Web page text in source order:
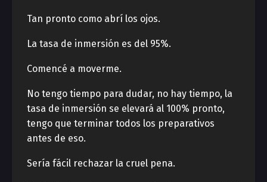
Tan pronto como abrí los ojos.
La tasa de inmersión es del 95%.
Comencé a moverme.
No tengo tiempo para dudar, no hay tiempo, la
tasa de inmersión se elevará al 100% pronto,
tengo que terminar todos los preparativos
antes de eso.
Sería fácil rechazar la cruel pena.